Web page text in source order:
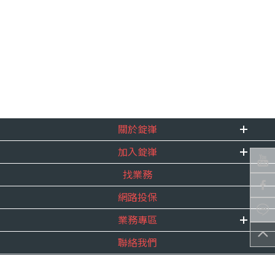
關於錠嵂
企業資訊
重要事跡
得獎紀錄
服務宣言
合作夥伴
加入錠嵂
內勤招聘
精英招募
年度增員計畫
找業務
網路投保
業務專區
E 線資源網
聯絡我們